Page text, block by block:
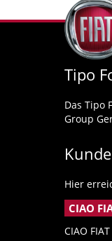
Tipo
Das Tipo
Group
Hier
CIAO
CIAO